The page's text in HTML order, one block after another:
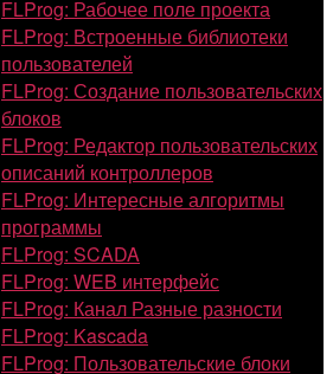
FLProg: Рабочее поле проекта
FLProg: Встроенные библиотеки
пользователей
FLProg: Создание пользовательских
блоков
FLProg: Редактор пользовательских
описаний контроллеров
FLProg: Интересные алгоритмы
программы
FLProg: SCADA
FLProg: WEB интерфейс
FLProg: Канал Разные разности
FLProg: Kascada
FLProg: Пользовательские блоки